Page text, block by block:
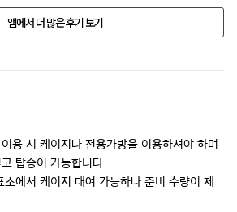
앱에서 더 많은 후기 보기
용 시 케이지나 전용가방을 이용하셔야 하며
탑승이 가능합니다.
에서 케이지 대여 가능하나 준비 수량이 제